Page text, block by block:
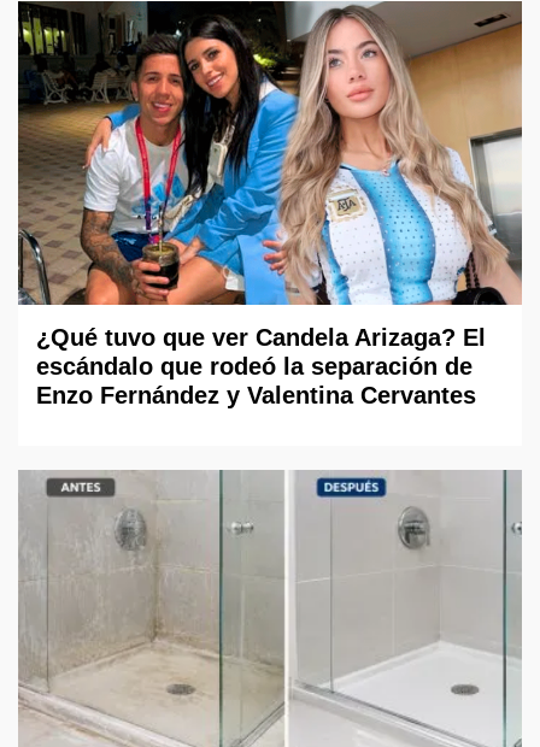
¿Qué tuvo que ver Candela Arizaga? El
escándalo que rodeó la separación de
Enzo Fernández y Valentina Cervantes